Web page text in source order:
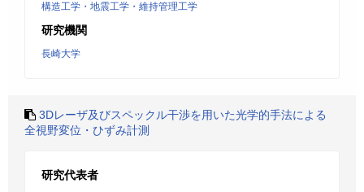
構造工学・地震工学・維持管理工学
研究機関
長崎大学
3Dレーザ及びスペックル干渉を用いた光学的手法による
全視野変位・ひずみ計測
研究代表者